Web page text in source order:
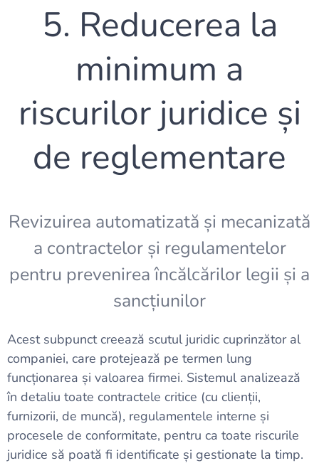
5. Reducerea la
minimum a
riscurilor juridice și
de reglementare
Revizuirea automatizată și mecanizată
a contractelor și regulamentelor
pentru prevenirea încălcărilor legii și a
sancțiunilor
Acest subpunct creează scutul juridic cuprinzător al
companiei, care protejează pe termen lung
funcționarea și valoarea firmei. Sistemul analizează
în detaliu toate contractele critice (cu clienții,
furnizorii, de muncă), regulamentele interne și
procesele de conformitate, pentru ca toate riscurile
juridice să poată fi identificate și gestionate la timp.